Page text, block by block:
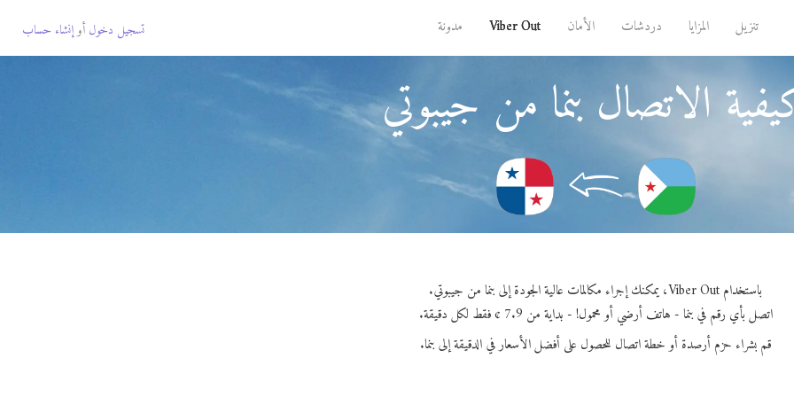
تنزيل المزايا دردشات الأمان Viber Out مدونة تسجيل دخول أوإنشاء حساب
الاتصال بنما من جيبوتي
باستخدام Viber Out، يمكنك إجراء مكالمات عالية الجودة إلى بنما من جيبوتي.
اتصل بأي رقم في بنما - هاتف أرضي أو محمول! - بداية من 7.9 ¢ فقط لكل دقيقة.
قم بشراء حزم أرصدة أو خطة اتصال للحصول على أفضل الأسعار في الدقيقة إلى بنما.